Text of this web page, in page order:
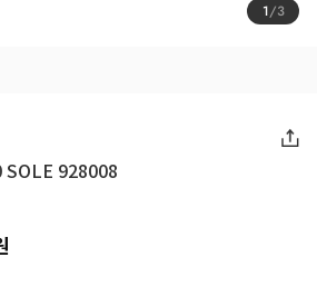
1/3
SOLE 928008